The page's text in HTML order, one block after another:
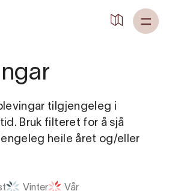
tilgjengeleg i
Bruk filteret for å sjå
heile året og/eller
Vinter Vår